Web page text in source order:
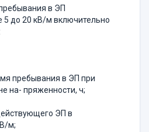
в ЭП
до 20 кВ/м включительно
пребывания в ЭП при
на- пряженности, ч;
ЭП в
м;